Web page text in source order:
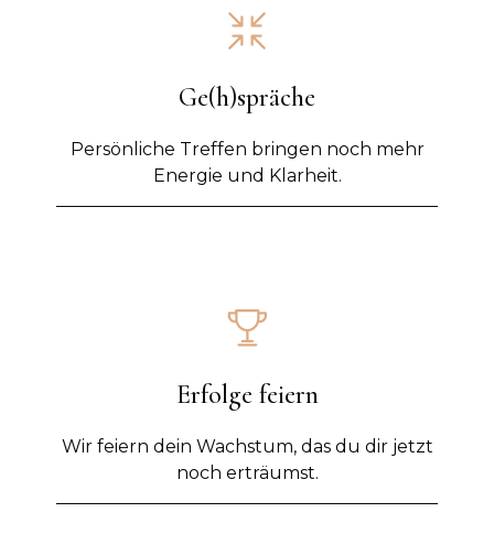
Ge(h)spräche
Persönliche Treffen bringen noch mehr
Energie und Klarheit.
Erfolge feiern
Wir feiern dein Wachstum, das du dir jetzt
noch erträumst.